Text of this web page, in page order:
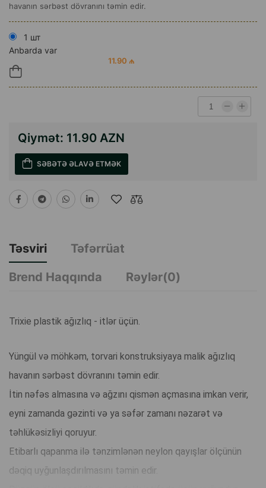
havanın sərbəst dövranını təmin edir.
1 шт
Anbarda var
11.90 ₼
Qiymət: 11.90 AZN
SƏBƏTƏ ƏLAVƏ ETMƏK
Təsviri
Təfərrüat
Brend Haqqında
Rəylər(0)
Trixie plastik ağızlıq - itlər üçün.
Yüngül və möhkəm, torvari konstruksiyaya malik ağızlıq
havanın sərbəst dövranını təmin edir.
İtin nəfəs almasına və ağzını qismən açmasına imkan verir,
eyni zamanda gəzinti və ya səfər zamanı nəzarət və
təhlükəsizliyi qoruyur.
Etibarlı qapanma ilə tənzimlənən neylon qayışlar ölçünün
dəqiq uyğunlaşdırılmasını təmin edir.